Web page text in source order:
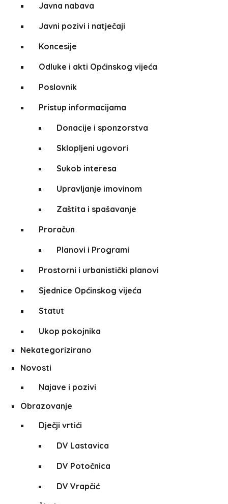
Javna nabava
Javni pozivi i natječaji
Koncesije
Odluke i akti Općinskog vijeća
Poslovnik
Pristup informacijama
Donacije i sponzorstva
Sklopljeni ugovori
Sukob interesa
Upravljanje imovinom
Zaštita i spašavanje
Proračun
Planovi i Programi
Prostorni i urbanistički planovi
Sjednice Općinskog vijeća
Statut
Ukop pokojnika
Nekategorizirano
Novosti
Najave i pozivi
Obrazovanje
Dječji vrtići
DV Lastavica
DV Potočnica
DV Vrapčić